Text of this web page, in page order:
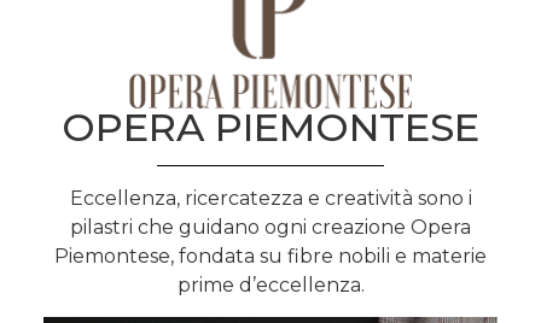
OPERA PIEMONTESE
Eccellenza, ricercatezza e creatività sono i
pilastri che guidano ogni creazione Opera
Piemontese, fondata su fibre nobili e materie
prime d’eccellenza.